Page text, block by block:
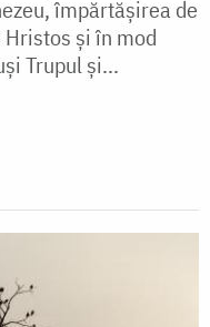
împărtășirea de
și în mod
Trupul și...